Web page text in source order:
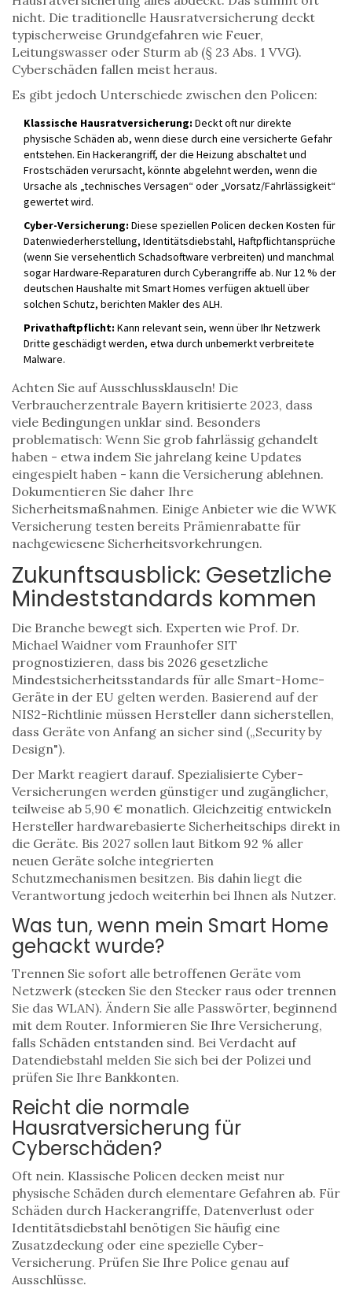
nicht. Die traditionelle Hausratversicherung deckt
typischerweise Grundgefahren wie Feuer,
Leitungswasser oder Sturm ab (§ 23 Abs. 1 VVG).
Cyberschäden fallen meist heraus.
Es gibt jedoch Unterschiede zwischen den Policen:
Klassische Hausratversicherung: Deckt oft nur direkte
physische Schäden ab, wenn diese durch eine versicherte Gefahr
entstehen. Ein Hackerangriff, der die Heizung abschaltet und
Frostschäden verursacht, könnte abgelehnt werden, wenn die
Ursache als „technisches Versagen“ oder „Vorsatz/Fahrlässigkeit“
gewertet wird.
Cyber-Versicherung: Diese speziellen Policen decken Kosten für
Datenwiederherstellung, Identitätsdiebstahl, Haftpflichtansprüche
(wenn Sie versehentlich Schadsoftware verbreiten) und manchmal
sogar Hardware-Reparaturen durch Cyberangriffe ab. Nur 12 % der
deutschen Haushalte mit Smart Homes verfügen aktuell über
solchen Schutz, berichten Makler des ALH.
Privathaftpflicht: Kann relevant sein, wenn über Ihr Netzwerk
Dritte geschädigt werden, etwa durch unbemerkt verbreitete
Malware.
Achten Sie auf Ausschlussklauseln! Die
Verbraucherzentrale Bayern kritisierte 2023, dass
viele Bedingungen unklar sind. Besonders
problematisch: Wenn Sie grob fahrlässig gehandelt
haben - etwa indem Sie jahrelang keine Updates
eingespielt haben - kann die Versicherung ablehnen.
Dokumentieren Sie daher Ihre
Sicherheitsmaßnahmen. Einige Anbieter wie die WWK
Versicherung testen bereits Prämienrabatte für
nachgewiesene Sicherheitsvorkehrungen.
Zukunftsausblick: Gesetzliche
Mindeststandards kommen
Die Branche bewegt sich. Experten wie Prof. Dr.
Michael Waidner vom Fraunhofer SIT
prognostizieren, dass bis 2026 gesetzliche
Mindestsicherheitsstandards für alle Smart-Home-
Geräte in der EU gelten werden. Basierend auf der
NIS2-Richtlinie müssen Hersteller dann sicherstellen,
dass Geräte von Anfang an sicher sind („Security by
Design").
Der Markt reagiert darauf. Spezialisierte Cyber-
Versicherungen werden günstiger und zugänglicher,
teilweise ab 5,90 € monatlich. Gleichzeitig entwickeln
Hersteller hardwarebasierte Sicherheitschips direkt in
die Geräte. Bis 2027 sollen laut Bitkom 92 % aller
neuen Geräte solche integrierten
Schutzmechanismen besitzen. Bis dahin liegt die
Verantwortung jedoch weiterhin bei Ihnen als Nutzer.
Was tun, wenn mein Smart Home
gehackt wurde?
Trennen Sie sofort alle betroffenen Geräte vom
Netzwerk (stecken Sie den Stecker raus oder trennen
Sie das WLAN). Ändern Sie alle Passwörter, beginnend
mit dem Router. Informieren Sie Ihre Versicherung,
falls Schäden entstanden sind. Bei Verdacht auf
Datendiebstahl melden Sie sich bei der Polizei und
prüfen Sie Ihre Bankkonten.
Reicht die normale
Hausratversicherung für
Cyberschäden?
Oft nein. Klassische Policen decken meist nur
physische Schäden durch elementare Gefahren ab. Für
Schäden durch Hackerangriffe, Datenverlust oder
Identitätsdiebstahl benötigen Sie häufig eine
Zusatzdeckung oder eine spezielle Cyber-
Versicherung. Prüfen Sie Ihre Police genau auf
Ausschlüsse.